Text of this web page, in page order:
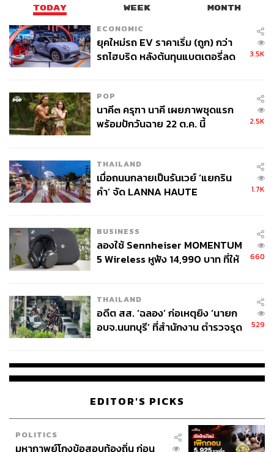
TODAY WEEK MONTH
ECONOMIC
ยุคใหม่รถ EV ราคาเริ่ม (ถูก) กว่า
รถไฮบริด หลังต้นทุนแบตเตอรี่ลด
3.5K
POP
นาคี๓ ครุฑา นาคี เผยภาพชุดแรก
พร้อมปักวันฉาย 22 ต.ค. นี้
2.5K
THAILAND
เมื่อถนนกลายเป็นรันเวย์ ‘แยกริน
คำ’ จัด LANNA HAUTE
1.7K
BUSINESS
ลองใช้ Sennheiser MOMENTUM
5 Wireless หูฟัง 14,990 บาท ที่ให้
660
THAILAND
อดีต สส. ‘ฉลอง’ ก่อเหตุยิง ‘นายก
อบจ.นนทบุรี’ ที่สำนักงาน ตำรวจรุด
529
EDITOR'S PICKS
POLITICS
มหากาพย์โกงข้อสอบท้องถิ่น ก่อน